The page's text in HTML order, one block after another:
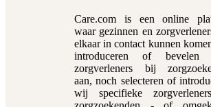
Care.com is een online
waar gezinnen en
elkaar in contact kunnen
introduceren of bevelen
zorgverleners bij
aan, noch selecteren of
wij specifieke